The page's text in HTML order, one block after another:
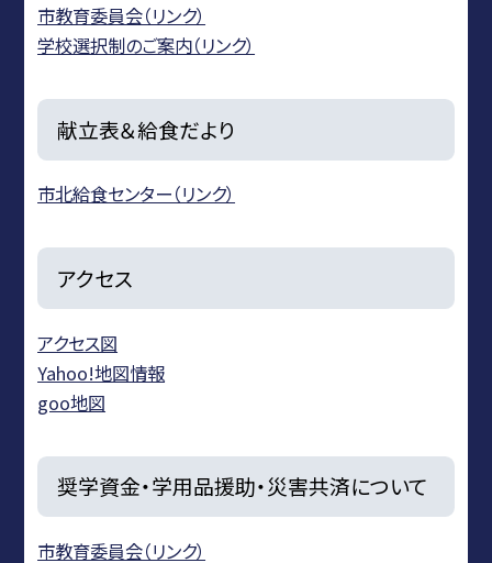
市教育委員会（リンク）
学校選択制のご案内（リンク）
献立表＆給食だより
市北給食センター（リンク）
アクセス
アクセス図
Yahoo!地図情報
goo地図
奨学資金・学用品援助・災害共済について
市教育委員会（リンク）